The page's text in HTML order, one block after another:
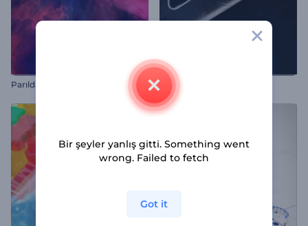
Parıldayan Nebula Logo Gösterimi Karanlık Sinematik İntro
Bir şeyler yanlış gitti. Something went
wrong. Failed to fetch
Got it